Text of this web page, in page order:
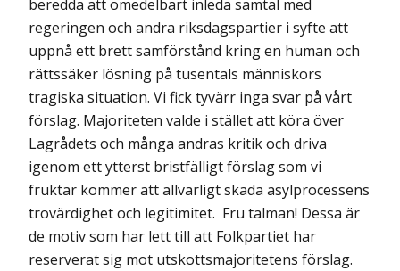
beredda att omedelbart inleda samtal med
regeringen och andra riksdagspartier i syfte att
uppnå ett brett samförstånd kring en human och
rättssäker lösning på tusentals människors
tragiska situation. Vi fick tyvärr inga svar på vårt
förslag. Majoriteten valde i stället att köra över
Lagrådets och många andras kritik och driva
igenom ett ytterst bristfälligt förslag som vi
fruktar kommer att allvarligt skada asylprocessens
trovärdighet och legitimitet. Fru talman! Dessa är
de motiv som har lett till att Folkpartiet har
reserverat sig mot utskottsmajoritetens förslag.